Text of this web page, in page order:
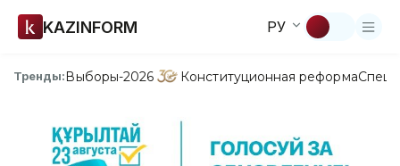
KAZINFORM РУ
Тренды:Выборы-2026 Конституционная реформа